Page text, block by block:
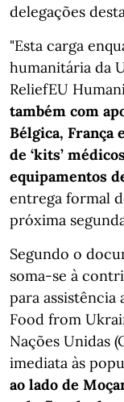
delegações
"Esta carga
humanitária da
ReliefEU
também com
Bélgica, França
de ‘kits’
equipamentos
entrega formal
próxima
Segundo o
soma-se à
para
Food from
Nações Unidas
imediata às
ao lado de